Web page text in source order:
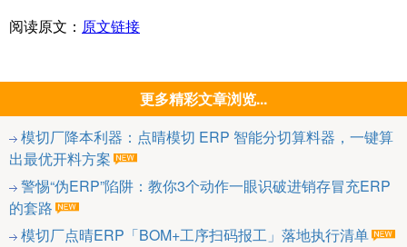
阅读原文： 原文链接
更多精彩文章浏览...
模切厂降本利器：点晴模切 ERP 智能分切算料器，一键算
出最优开料方案
警惕“伪ERP”陷阱：教你3个动作一眼识破进销存冒充ERP
的套路
模切厂点晴ERP「BOM+工序扫码报工」落地执行清单